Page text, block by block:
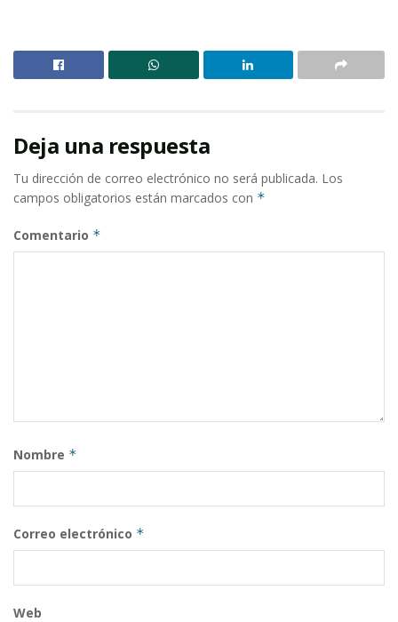
Deja una respuesta
Tu dirección de correo electrónico no será publicada. Los
campos obligatorios están marcados con *
Comentario *
Nombre *
Correo electrónico *
Web